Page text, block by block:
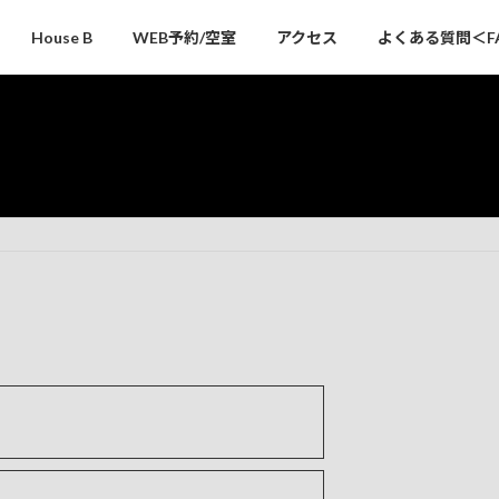
House B WEB予約/空室 アクセス よくある質問＜